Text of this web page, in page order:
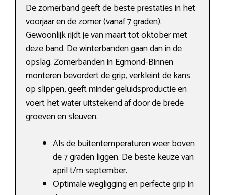
De zomerband geeft de beste prestaties in het
voorjaar en de zomer (vanaf 7 graden).
Gewoonlijk rijdt je van maart tot oktober met
deze band. De winterbanden gaan dan in de
opslag. Zomerbanden in Egmond-Binnen
monteren bevordert de grip, verkleint de kans
op slippen, geeft minder geluidsproductie en
voert het water uitstekend af door de brede
groeven en sleuven.
Als de buitentemperaturen weer boven
de 7 graden liggen. De beste keuze van
april t/m september.
Optimale wegligging en perfecte grip in